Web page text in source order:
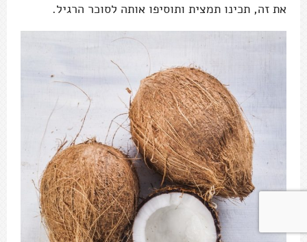
את זה, תכינו תמצית ותוסיפו אותה לסוכר הרגיל.